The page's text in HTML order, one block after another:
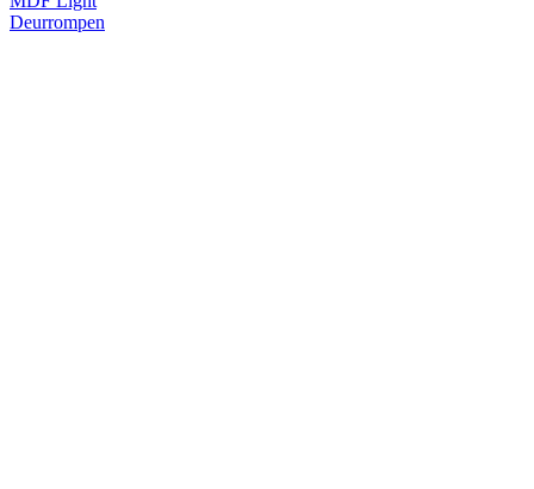
Deurrompen